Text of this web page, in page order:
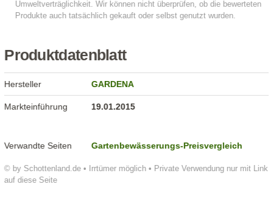
Produktdatenblatt
© by Schottenland.de • Irrtümer möglich • Private Verwendung nur mit Link
auf diese Seite
Hersteller GARDENA
Markteinführung 19.01.2015
Verwandte Seiten Gartenbewässerungs-Preisvergleich